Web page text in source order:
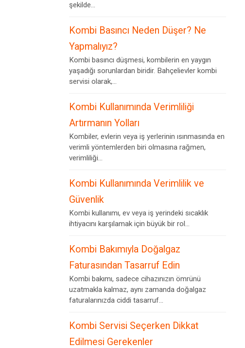
şekilde...
Kombi Basıncı Neden Düşer? Ne
Yapmalıyız?
Kombi basıncı düşmesi, kombilerin en yaygın
yaşadığı sorunlardan biridir. Bahçelievler kombi
servisi olarak,...
Kombi Kullanımında Verimliliği
Artırmanın Yolları
Kombiler, evlerin veya iş yerlerinin ısınmasında en
verimli yöntemlerden biri olmasına rağmen,
verimliliği...
Kombi Kullanımında Verimlilik ve
Güvenlik
Kombi kullanımı, ev veya iş yerindeki sıcaklık
ihtiyacını karşılamak için büyük bir rol...
Kombi Bakımıyla Doğalgaz
Faturasından Tasarruf Edin
Kombi bakımı, sadece cihazınızın ömrünü
uzatmakla kalmaz, aynı zamanda doğalgaz
faturalarınızda ciddi tasarruf...
Kombi Servisi Seçerken Dikkat
Edilmesi Gerekenler